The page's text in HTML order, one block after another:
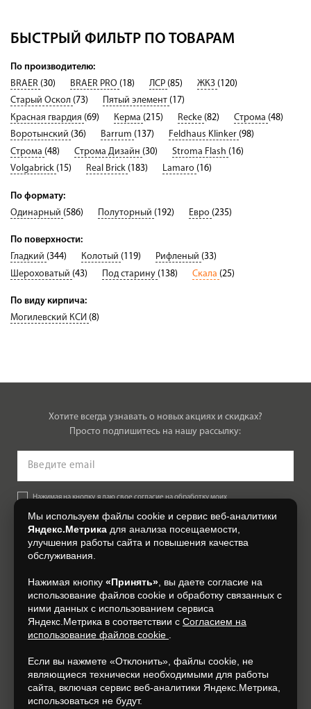
БЫСТРЫЙ ФИЛЬТР ПО ТОВАРАМ
По производителю:
BRAER (30) BRAER PRO (18) ЛСР (85) ЖКЗ (120)
Старый Оскол (73) Пятый элемент (17)
Красная гвардия (69) Керма (215) Recke (82) Строма (48)
Воротынский (36) Barrum (137) Feldhaus Klinker (98)
Строма (48) Строма Дизайн (30) Stroma Flash (16)
Volgabrick (15) Real Brick (183) Lamaro (16)
По формату:
Одинарный (586) Полуторный (192) Евро (235)
По поверхности:
Гладкий (344) Колотый (119) Рифленый (33)
Шероховатый (43) Под старину (138) Скала (25)
По виду кирпича:
Могилевский КСИ (8)
Хотите всегда узнавать о новых акциях и скидках?
Просто подпишитесь на нашу рассылку:
Нажимая на кнопку, я даю свое согласие на обработку моих
Согласии на обработку персональных данных.
+7 (4812) 548-777
Мы используем файлы cookie и сервис веб-аналитики
Яндекс.Метрика для анализа посещаемости,
улучшения работы сайта и повышения качества
обслуживания.
Нажимая кнопку «Принять» , вы даете согласие на
использование файлов cookie и обработку связанных с
ними данных с использованием сервиса
Яндекс.Метрика в соответствии с Согласием на
использование файлов cookie
Если вы нажмете «Отклонить», файлы cookie, не
являющиеся технически необходимыми для работы
сайта, включая сервис веб-аналитики Яндекс.Метрика,
использоваться не будут.